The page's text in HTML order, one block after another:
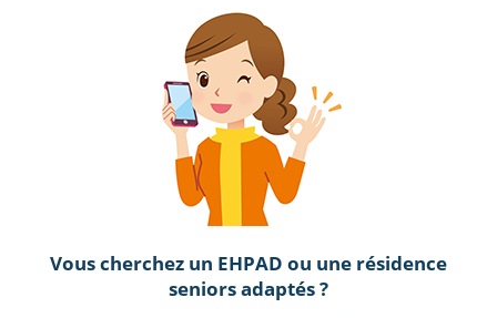
Vous cherchez un EHPAD ou une résidence
seniors adaptés ?